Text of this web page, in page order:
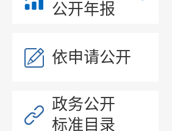
公开年报
依申请公开
政务公开
标准目录